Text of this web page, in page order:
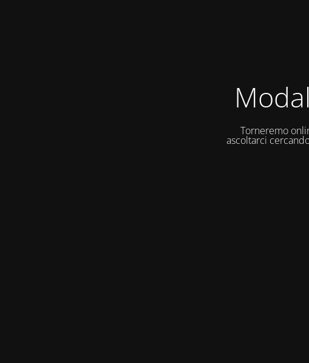
Torneremo
ascoltarci